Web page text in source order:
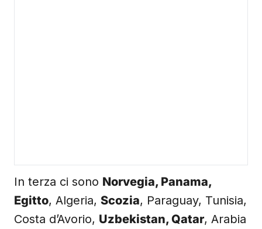
In terza ci sono Norvegia, Panama,
Egitto, Algeria, Scozia, Paraguay, Tunisia,
Costa d’Avorio, Uzbekistan, Qatar, Arabia